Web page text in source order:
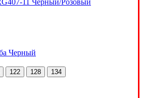
Черный
122 128 134